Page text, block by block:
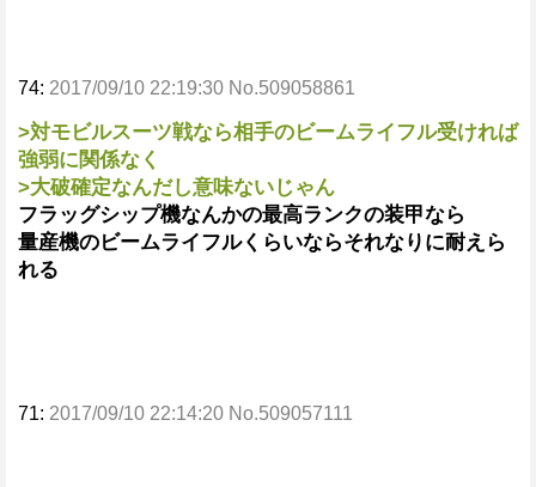
74: 2017/09/10 22:19:30 No.509058861
>対モビルスーツ戦なら相手のビームライフル受ければ
強弱に関係なく
>大破確定なんだし意味ないじゃん
フラッグシップ機なんかの最高ランクの装甲なら
量産機のビームライフルくらいならそれなりに耐えら
れる
71: 2017/09/10 22:14:20 No.509057111